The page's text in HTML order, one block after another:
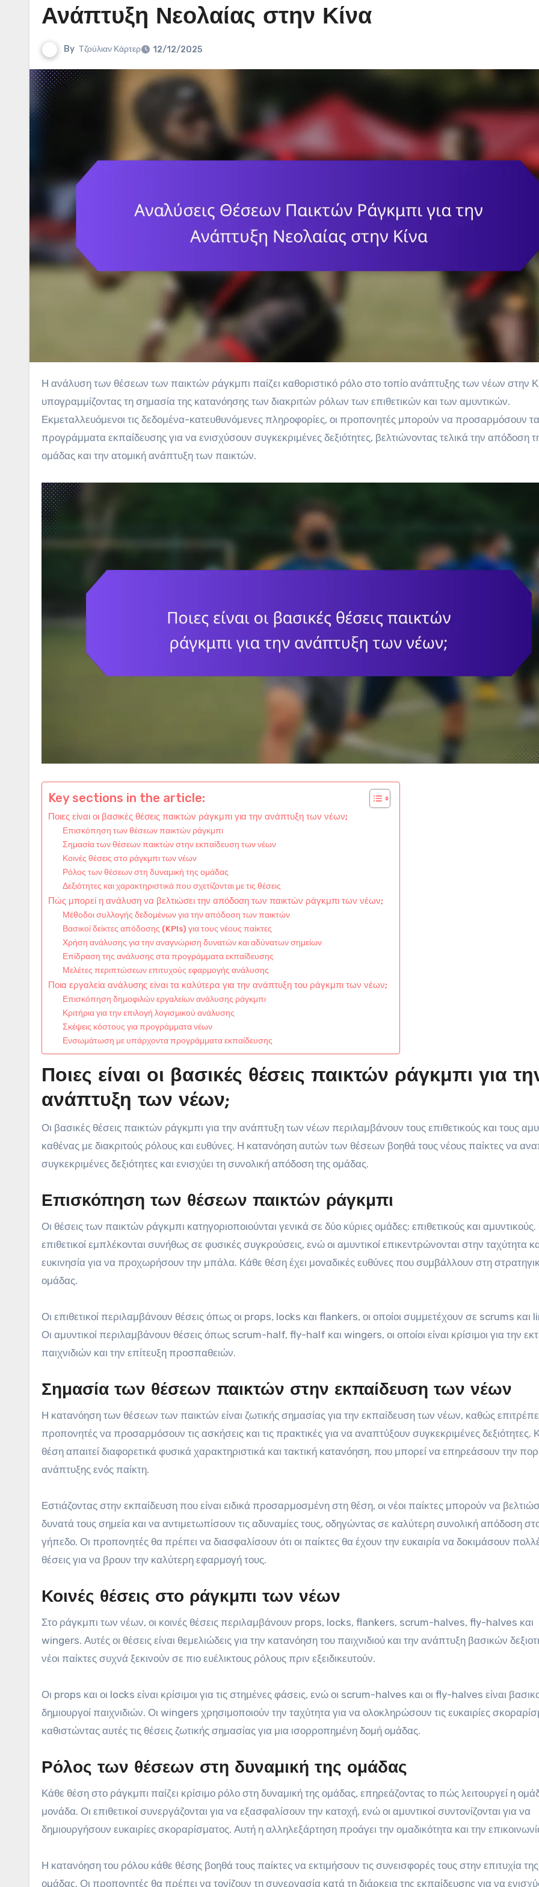
Ανάπτυξη Νεολαίας στην Κίνα
By Τζούλιαν Κάρτερ 12/12/2025
Η ανάλυση των θέσεων των παικτών ράγκμπι παίζει καθοριστικό ρόλο στο τοπίο ανάπτυξης των νέων στην Κίνα,
υπογραμμίζοντας τη σημασία της κατανόησης των διακριτών ρόλων των επιθετικών και των αμυντικών.
Εκμεταλλευόμενοι τις δεδομένα-κατευθυνόμενες πληροφορίες, οι προπονητές μπορούν να προσαρμόσουν τα
προγράμματα εκπαίδευσης για να ενισχύσουν συγκεκριμένες δεξιότητες, βελτιώνοντας τελικά την απόδοση
ομάδας και την ατομική ανάπτυξη των παικτών.
Key sections in the article:
Ποιες είναι οι βασικές θέσεις παικτών ράγκμπι για την ανάπτυξη των νέων;
Επισκόπηση των θέσεων παικτών ράγκμπι
Σημασία των θέσεων παικτών στην εκπαίδευση των νέων
Κοινές θέσεις στο ράγκμπι των νέων
Ρόλος των θέσεων στη δυναμική της ομάδας
Δεξιότητες και χαρακτηριστικά που σχετίζονται με τις θέσεις
Πώς μπορεί η ανάλυση να βελτιώσει την απόδοση των παικτών ράγκμπι των νέων;
Μέθοδοι συλλογής δεδομένων για την απόδοση των παικτών
Βασικοί δείκτες απόδοσης (KPIs) για τους νέους παίκτες
Χρήση ανάλυσης για την αναγνώριση δυνατών και αδύνατων σημείων
Επίδραση της ανάλυσης στα προγράμματα εκπαίδευσης
Μελέτες περιπτώσεων επιτυχούς εφαρμογής ανάλυσης
Ποια εργαλεία ανάλυσης είναι τα καλύτερα για την ανάπτυξη του ράγκμπι των νέων;
Επισκόπηση δημοφιλών εργαλείων ανάλυσης ράγκμπι
Κριτήρια για την επιλογή λογισμικού ανάλυσης
Σκέψεις κόστους για προγράμματα νέων
Ενσωμάτωση με υπάρχοντα προγράμματα εκπαίδευσης
Ποιες είναι οι βασικές θέσεις παικτών ράγκμπι για
ανάπτυξη των νέων;
Οι βασικές θέσεις παικτών ράγκμπι για την ανάπτυξη των νέων περιλαμβάνουν τους επιθετικούς και τους
καθένας με διακριτούς ρόλους και ευθύνες. Η κατανόηση αυτών των θέσεων βοηθά τους νέους παίκτες να
συγκεκριμένες δεξιότητες και ενισχύει τη συνολική απόδοση της ομάδας.
Επισκόπηση των θέσεων παικτών ράγκμπι
Οι θέσεις των παικτών ράγκμπι κατηγοριοποιούνται γενικά σε δύο κύριες ομάδες: επιθετικούς και αμυντικούς.
επιθετικοί εμπλέκονται συνήθως σε φυσικές συγκρούσεις, ενώ οι αμυντικοί επικεντρώνονται στην ταχύτητα
ευκινησία για να προχωρήσουν την μπάλα. Κάθε θέση έχει μοναδικές ευθύνες που συμβάλλουν στη
ομάδας.
Οι επιθετικοί περιλαμβάνουν θέσεις όπως οι props, locks και flankers, οι οποίοι συμμετέχουν σε scrums
Οι αμυντικοί περιλαμβάνουν θέσεις όπως scrum-half, fly-half και wingers, οι οποίοι είναι κρίσιμοι για την
παιχνιδιών και την επίτευξη προσπαθειών.
Σημασία των θέσεων παικτών στην εκπαίδευση των νέων
Η κατανόηση των θέσεων των παικτών είναι ζωτικής σημασίας για την εκπαίδευση των νέων, καθώς
προπονητές να προσαρμόσουν τις ασκήσεις και τις πρακτικές για να αναπτύξουν συγκεκριμένες δεξιότητες.
θέση απαιτεί διαφορετικά φυσικά χαρακτηριστικά και τακτική κατανόηση, που μπορεί να επηρεάσουν την
ανάπτυξης ενός παίκτη.
Εστιάζοντας στην εκπαίδευση που είναι ειδικά προσαρμοσμένη στη θέση, οι νέοι παίκτες μπορούν να
δυνατά τους σημεία και να αντιμετωπίσουν τις αδυναμίες τους, οδηγώντας σε καλύτερη συνολική απόδοση
γήπεδο. Οι προπονητές θα πρέπει να διασφαλίσουν ότι οι παίκτες θα έχουν την ευκαιρία να δοκιμάσουν
θέσεις για να βρουν την καλύτερη εφαρμογή τους.
Κοινές θέσεις στο ράγκμπι των νέων
Στο ράγκμπι των νέων, οι κοινές θέσεις περιλαμβάνουν props, locks, flankers, scrum-halves, fly-halves και
wingers. Αυτές οι θέσεις είναι θεμελιώδεις για την κατανόηση του παιχνιδιού και την ανάπτυξη βασικών
νέοι παίκτες συχνά ξεκινούν σε πιο ευέλικτους ρόλους πριν εξειδικευτούν.
Οι props και οι locks είναι κρίσιμοι για τις στημένες φάσεις, ενώ οι scrum-halves και οι fly-halves είναι
δημιουργοί παιχνιδιών. Οι wingers χρησιμοποιούν την ταχύτητα για να ολοκληρώσουν τις ευκαιρίες
καθιστώντας αυτές τις θέσεις ζωτικής σημασίας για μια ισορροπημένη δομή ομάδας.
Ρόλος των θέσεων στη δυναμική της ομάδας
Κάθε θέση στο ράγκμπι παίζει κρίσιμο ρόλο στη δυναμική της ομάδας, επηρεάζοντας το πώς λειτουργεί η
μονάδα. Οι επιθετικοί συνεργάζονται για να εξασφαλίσουν την κατοχή, ενώ οι αμυντικοί συντονίζονται για να
δημιουργήσουν ευκαιρίες σκοραρίσματος. Αυτή η αλληλεξάρτηση προάγει την ομαδικότητα και την
Η κατανόηση του ρόλου κάθε θέσης βοηθά τους παίκτες να εκτιμήσουν τις συνεισφορές τους στην επιτυχία της
ομάδας. Οι προπονητές θα πρέπει να τονίζουν τη συνεργασία κατά τη διάρκεια της εκπαίδευσης για να